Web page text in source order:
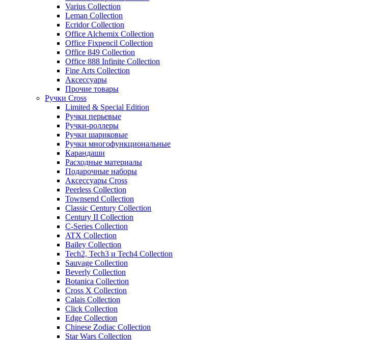
Varius Collection
Leman Collection
Ecridor Collection
Office Alchemix Collection
Office Fixpencil Collection
Office 849 Collection
Office 888 Infinite Collection
Fine Arts Collection
Аксессуары
Прочие товары
Ручки Cross
Limited & Special Edition
Ручки перьевые
Ручки-роллеры
Ручки шариковые
Ручки многофункциональные
Карандаши
Расходные материалы
Подарочные наборы
Аксессуары Cross
Peerless Collection
Townsend Collection
Classic Century Collection
Century II Collection
C-Series Collection
ATX Collection
Bailey Collection
Tech2, Tech3 и Tech4 Collection
Sauvage Collection
Beverly Collection
Botanica Collection
Cross X Collection
Calais Collection
Click Collection
Edge Collection
Chinese Zodiac Collection
Star Wars Collection